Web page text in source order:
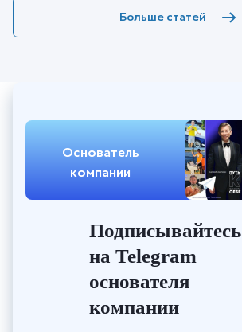
Больше статей
Основатель
компании
Подписывайтесь
на Telegram
основателя
компании